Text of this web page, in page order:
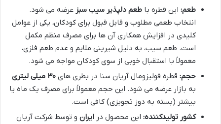
طعم: این قطره با طعم دلپذیر سیب سبز عرضه می شود.
انتخاب طعمی مطلوب و قابل قبول برای کودکان، یکی از عوامل
کلیدی در افزایش همکاری آن ها برای مصرف منظم مکمل
است. طعم سیب، به دلیل شیرینی ملایم و عدم طعم فلزی،
معمولاً با استقبال خوبی از سوی کودکان مواجه می شود.
حجم: قطره فولیزومال آریان سنا در بطری های ۳۰ میلی لیتری
به بازار عرضه می شود. این حجم معمولاً برای مصرف یک ماه یا
بیشتر (بسته به دوز تجویزی) کافی است.
کشور تولیدکننده: این محصول در ایران و توسط شرکت آریان